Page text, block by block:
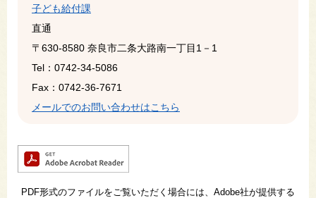
子ども給付課
直通
〒630-8580 奈良市二条大路南一丁目1－1
Tel：0742-34-5086
Fax：0742-36-7671
メールでのお問い合わせはこちら
PDF形式のファイルをご覧いただく場合には、Adobe社が提供する